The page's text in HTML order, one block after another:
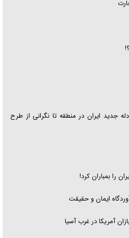
جدید ایران در منطقه تا نگرانی از طرح
را بمباران کرد!
ایمان و حقیقت
آمریکا در غرب آسیا